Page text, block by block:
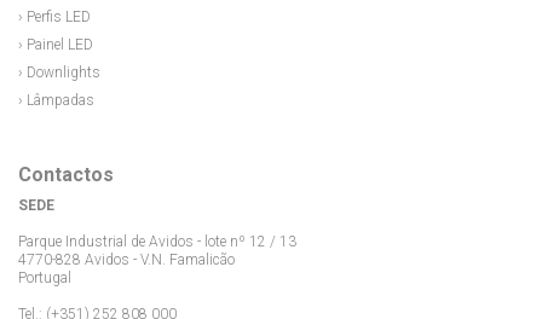
› Perfis LED
› Painel LED
› Downlights
› Lâmpadas
Contactos
SEDE
Parque Industrial de Avidos - lote nº 12 / 13
4770-828 Avidos - V.N. Famalicão
Portugal
Tel.: (+351) 252 808 000